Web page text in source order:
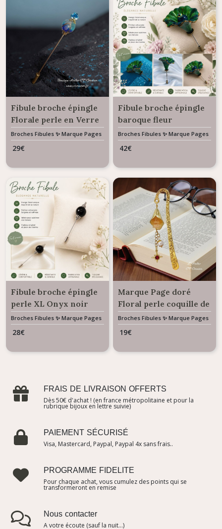
Fibule broche épingle
Florale perle en Verre
de Murano
Broches Fibules ✨ Marque Pages
✨ Bijoux De Sac
29€
Fibule broche épingle
baroque fleur
enchantée avec perle
d'Agate
Broches Fibules ✨ Marque Pages
✨ Bijoux De Sac
42€
Fibule broche épingle
perle XL Onyx noir
9cm
Broches Fibules ✨ Marque Pages
✨ Bijoux De Sac
28€
Marque Page doré
Floral perle coquille de
nacre
Broches Fibules ✨ Marque Pages
✨ Bijoux De Sac
19€
FRAIS DE LIVRAISON OFFERTS
Dès 50€ d'achat ! (en france métropolitaine et pour la
rubrique bijoux en lettre suivie)
PAIEMENT SÉCURISÉ
Visa, Mastercard, Paypal, Paypal 4x sans frais..
PROGRAMME FIDELITE
Pour chaque achat, vous cumulez des points qui se
transformeront en remise
Nous contacter
A votre écoute (sauf la nuit...)